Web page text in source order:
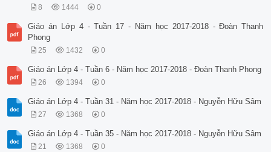
8 1444 0
Giáo án Lớp 4 - Tuần 17 - Năm học 2017-2018 - Đoàn Thanh
Phong
25 1432 0
Giáo án Lớp 4 - Tuần 6 - Năm học 2017-2018 - Đoàn Thanh Phong
26 1394 0
Giáo án Lớp 4 - Tuần 31 - Năm học 2017-2018 - Nguyễn Hữu Sâm
27 1368 0
Giáo án Lớp 4 - Tuần 35 - Năm học 2017-2018 - Nguyễn Hữu Sâm
21 1368 0